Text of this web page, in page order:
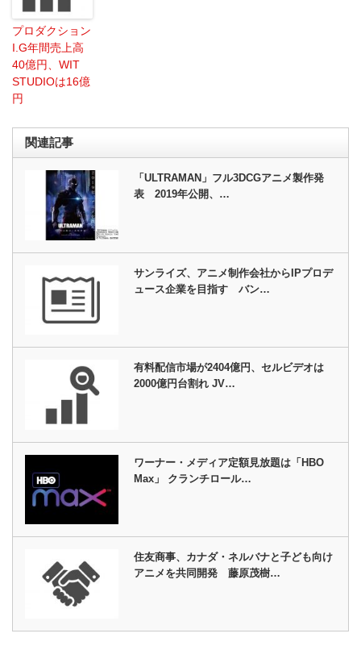
プロダクション
I.G年間売上高
40億円、WIT
STUDIOは16億
円
関連記事
「ULTRAMAN」フル3DCGアニメ製作発
表 2019年公開、…
サンライズ、アニメ制作会社からIPプロデ
ュース企業を目指す バン…
有料配信市場が2404億円、セルビデオは
2000億円台割れ JV…
ワーナー・メディア定額見放題は「HBO
Max」 クランチロール…
住友商事、カナダ・ネルバナと子ども向け
アニメを共同開発 藤原茂樹…